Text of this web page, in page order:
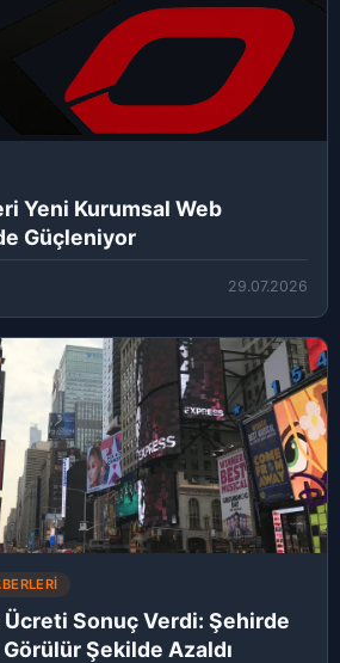
Yeni Kurumsal Web
Güçleniyor
29.07.2026
Sonuç Verdi: Şehirde
Şekilde Azaldı